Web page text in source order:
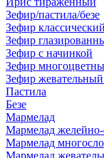
Зефир/пастила/безе
Зефир классический
Зефир
Зефир с начинкой
Зефир
Зефир
Пастила
Безе
Мармелад
Мармелад
Мармелад
Мармелад